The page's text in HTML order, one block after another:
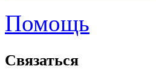
Помощь
Связаться